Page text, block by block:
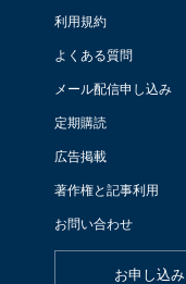
利用規約
よくある質問
メール配信申し込み
定期購読
広告掲載
著作権と記事利用
お問い合わせ
お申し込み